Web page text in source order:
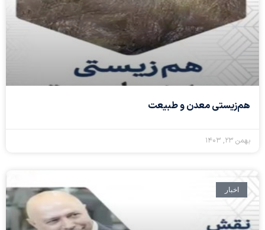
هم‌زیستی معدن و طبیعت
بهمن ۲۳, ۱۴۰۳
اخبار